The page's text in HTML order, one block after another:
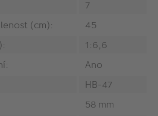
7
(cm):
45
1:6,6
Ano
HB-47
58 mm